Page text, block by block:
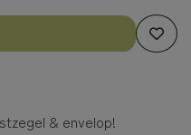
& envelop!